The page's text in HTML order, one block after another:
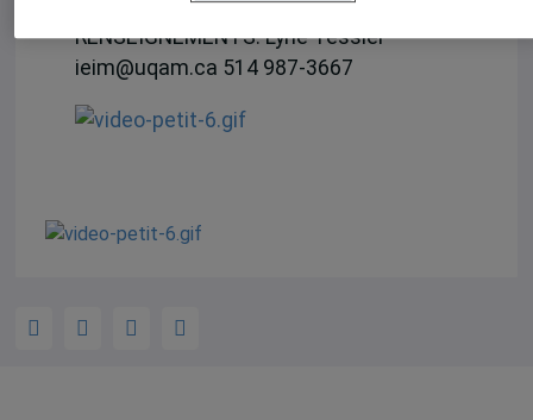
RENSEIGNEMENTS: Lyne Tessier
ieim@uqam.ca 514 987-3667